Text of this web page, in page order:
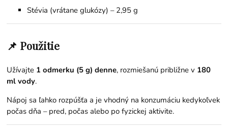
Stévia (vrátane glukózy) – 2,95 g
📌 Použitie
Užívajte 1 odmerku (5 g) denne, rozmiešanú približne v 180
ml vody.
Nápoj sa ľahko rozpúšťa a je vhodný na konzumáciu kedykoľvek
počas dňa – pred, počas alebo po fyzickej aktivite.